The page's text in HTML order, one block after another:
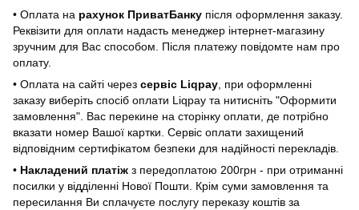
• Оплата на рахунок ПриватБанку після оформлення заказу.
Реквізити для оплати надасть менеджер інтернет-магазину
зручним для Вас способом. Після платежу повідомте нам про
оплату.
• Оплата на сайті через сервіс Liqpay , при оформленні
заказу виберіть спосіб оплати Liqpay та нитисніть "Оформити
замовлення". Вас перекине на сторінку оплати, де потрібно
вказати номер Вашої картки. Сервіс оплати захищений
відповідним сертифікатом безпеки для надійності перекладів.
• Накладений платіж з передоплатою 200грн - при отриманні
посилки у відділенні Нової Пошти. Крім суми замовлення та
пересилання Ви сплачуєте послугу переказу коштів за